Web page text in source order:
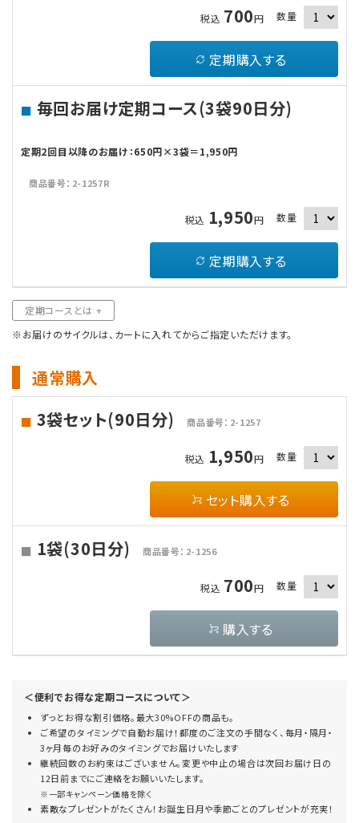
税込 700円 数量
定期購入する
毎回お届け定期コース(3袋90日分)
定期2回目以降のお届け：650円×3袋＝1,950円
商品番号：2-1257R
税込 1,950円 数量
定期購入する
定期コースとは +
※お届けのサイクルは、カートに入れてからご指定いただけます。
通常購入
3袋セット(90日分)
商品番号：2-1257
税込 1,950円 数量
セット購入する
1袋(30日分) 商品番号：2-1256
税込 700円 数量
購入する
＜便利でお得な定期コースについて＞
ずっとお得な割引価格。最大30%OFFの商品も。
ご希望のタイミングで自動お届け！都度のご注文の手間なく、毎月・隔月・
3ヶ月毎のお好みのタイミングでお届けいたします
継続回数のお約束はございません。変更や中止の場合は次回お届け日の
12日前までにご連絡をお願いいたします。
※一部キャンペーン価格を除く
素敵なプレゼントがたくさん！お誕生日月や季節ごとのプレゼントが充実！